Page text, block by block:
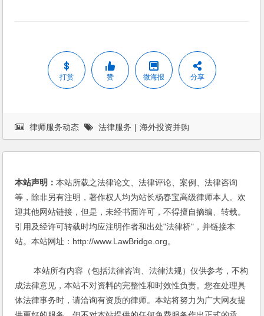
打赏 赞 微海报 分享
律师服务动态 法律服务 | 海外投资并购
本站声明：本站所载之法律论文、法律评论、案例、法律咨询
等，除非另有注明，著作权人均为站长杨春宝高级律师本人。欢
迎其他网站链接，但是，未经书面许可，不得擅自摘编、转载。
引用及经许可转载时均应注明作者和出处"法律桥"，并链接本
站。本站网址：http://www.LawBridge.org。
本站所有内容（包括法律咨询、法律法规）仅供参考，不构
成法律意见，本站不对资料的完整性和时效性负责。您在处理具
体法律事务时，请洽询有资质的律师。本站将努力为广大网友提